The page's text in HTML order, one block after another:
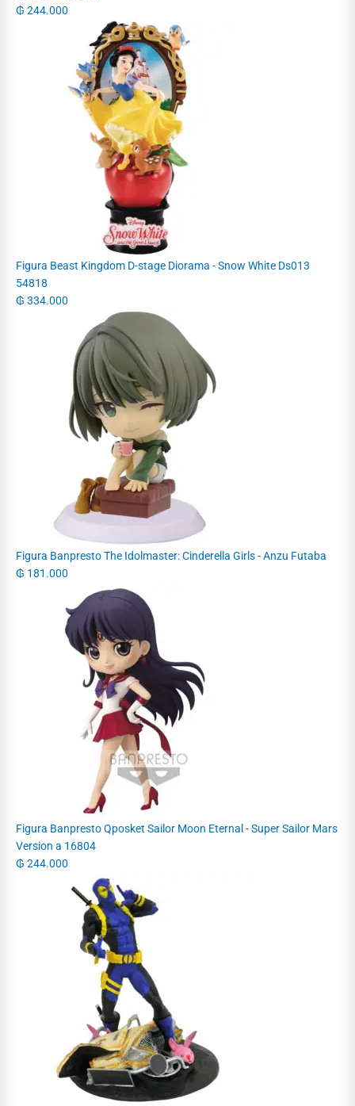
₲ 244.000
Figura Beast Kingdom D-stage Diorama - Snow White Ds013
54818
₲ 334.000
Figura Banpresto The Idolmaster: Cinderella Girls - Anzu Futaba
₲ 181.000
Figura Banpresto Qposket Sailor Moon Eternal - Super Sailor Mars
Version a 16804
₲ 244.000